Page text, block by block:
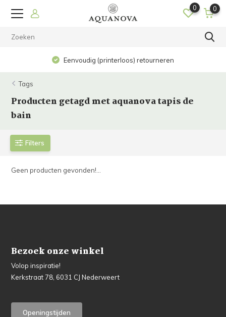
0 0
Eenvoudig (printerloos) retourneren
Tags
Producten getagd met aquanova tapis de
bain
Filters
Geen producten gevonden!...
Bezoek onze winkel
Volop inspiratie!
Kerkstraat 78, 6031 CJ Nederweert
Openingstijden